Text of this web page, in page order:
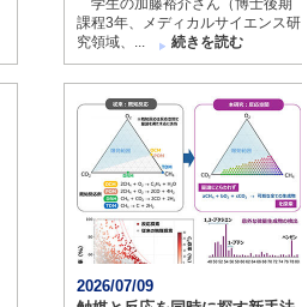
学生の加藤裕介さん（博士後期
課程3年、メディカルサイエンス研
究領域、...
続きを読む
2026/07/09